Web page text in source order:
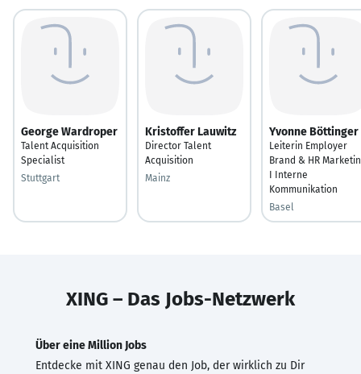
George Wardroper
Talent Acquisition
Specialist
Stuttgart
Kristoffer Lauwitz
Director Talent
Acquisition
Mainz
Yvonne Böttinger
Leiterin Employer
Brand & HR
I Interne
Kommunikation
Basel
XING – Das Jobs-Netzwerk
Über eine Million Jobs
Entdecke mit XING genau den Job, der wirklich zu Dir